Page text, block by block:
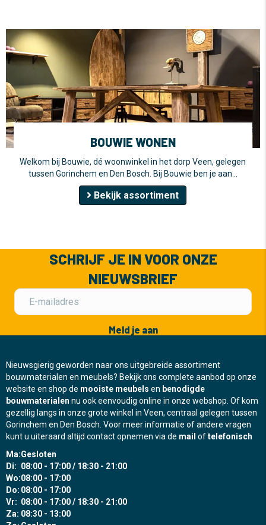
BOUWIE WONEN
Welkom bij Bouwie, dé woonwinkel in het dorp Veen, gelegen
tussen Gorinchem en Den Bosch. Bij Bouwie ben je aan…
Bekijk assortiment
SCHRIJF JE IN VOOR ONZE
NIEUWSBRIEF
Meld je aan
Nieuwsgierig geworden naar ons uitgebreide assortiment
bouwmaterialen en meubels? Bekijk ons complete aanbod op onze
website en shop de mooiste meubels en benodigde
bouwmaterialen nu ook eenvoudig online in onze webshop. Of kom
gezellig langs in onze grote winkel in Veen, centraal gelegen tussen
Gorinchem en Den Bosch. Voor meer informatie of andere vragen
kunt u uiteraard altijd contact opnemen via de mail oftelefonisch
Ma:Gesloten
Di: 08:00 - 17:00 / 18:30 - 21:00
Wo:08:00 - 17:00
Do: 08:00 - 17:00
Vr: 08:00 - 17:00 / 18:30 - 21:00
Za: 08:30 - 13:00